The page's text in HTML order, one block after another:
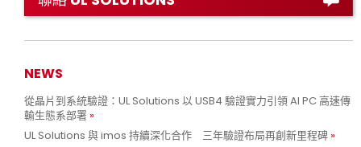
NEWS
從晶片到系統驗證：UL Solutions 以 USB4 驗證實力引領 AI PC 高速傳
輸生態系部署
UL Solutions 與 imos 持續深化合作 三年驗證布局再創新里程碑